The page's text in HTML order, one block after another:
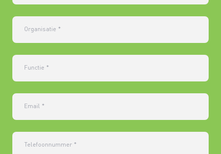
Organisatie *
Functie *
Email *
Telefoonnummer *